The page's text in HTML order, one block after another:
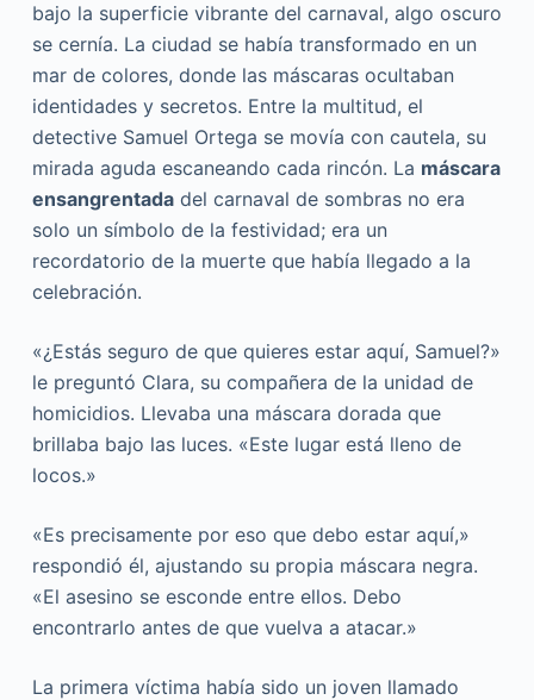
bajo la superficie vibrante del carnaval, algo oscuro
se cernía. La ciudad se había transformado en un
mar de colores, donde las máscaras ocultaban
identidades y secretos. Entre la multitud, el
detective Samuel Ortega se movía con cautela, su
mirada aguda escaneando cada rincón. La máscara
ensangrentadadel carnaval de sombras no era
solo un símbolo de la festividad; era un
recordatorio de la muerte que había llegado a la
celebración.
«¿Estás seguro de que quieres estar aquí, Samuel?»
le preguntó Clara, su compañera de la unidad de
homicidios. Llevaba una máscara dorada que
brillaba bajo las luces. «Este lugar está lleno de
locos.»
«Es precisamente por eso que debo estar aquí,»
respondió él, ajustando su propia máscara negra.
«El asesino se esconde entre ellos. Debo
encontrarlo antes de que vuelva a atacar.»
La primera víctima había sido un joven llamado